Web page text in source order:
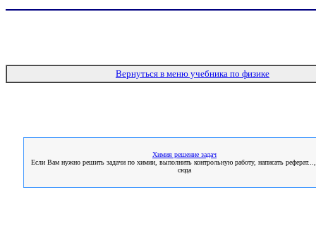
Вернуться в меню учебника по физике
Химия решение задач
Если Вам нужно решить задачи по химии, выполнить контрольную работу, написать
сюда